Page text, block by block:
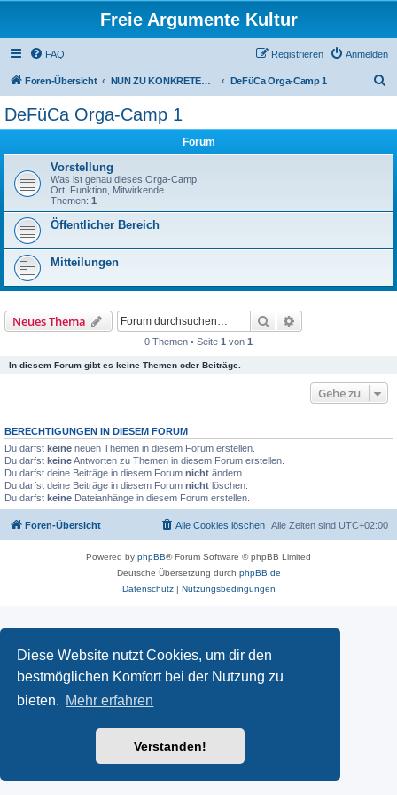
Diese Website nutzt Cookies, um dir den
bestmöglichen Komfort bei der Nutzung zu
bieten. Mehr erfahren
Verstanden!
Freie Argumente Kultur
FAQ Anmelden
Registrieren
Foren-Übersicht NUN ZU KONKRETEN AKTIONEN U PROJEKTEN, ALS WICHTIGSTES AUSSER-PARLAMENTARISCHE KOMMUNEN WIE DAS DeFüCa DeFüCa Orga-Camp 1
DeFüCa Orga-Camp 1
Forum
Vorstellung
Was ist genau dieses Orga-Camp
Ort, Funktion, Mitwirkende
Themen: 1
Öffentlicher Bereich
Mitteilungen
Neues Thema Suche
0 Themen • Seite 1 von 1
In diesem Forum gibt es keine Themen oder Beiträge.
Gehe zu
BERECHTIGUNGEN IN DIESEM FORUM
Du darfst keine neuen Themen in diesem Forum erstellen.
Du darfst keineAntworten zu Themen in diesem Forum erstellen.
Du darfst deine Beiträge in diesem Forum nicht ändern.
Du darfst deine Beiträge in diesem Forum nicht löschen.
Du darfst keine Dateianhänge in diesem Forum erstellen.
Foren-Übersicht Alle Zeiten sind UTC+02:00
Alle Cookies löschen
Powered by phpBB® Forum Software © phpBB Limited
Deutsche Übersetzung durch phpBB.de
Datenschutz| Nutzungsbedingungen